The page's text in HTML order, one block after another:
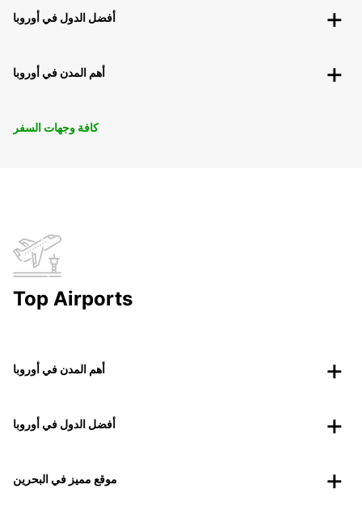
أفضل الدول في أوروبا
أهم المدن في أوروبا
كافة وجهات السفر
Top Airports
أهم المدن في أوروبا
أفضل الدول في أوروبا
موقع مميز في البحرين